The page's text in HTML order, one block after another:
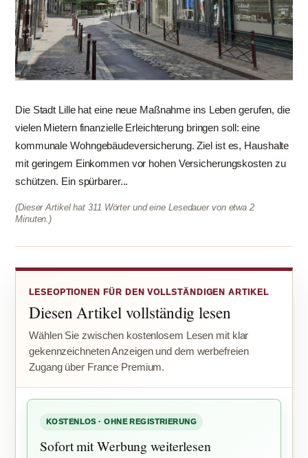
Die Stadt Lille hat eine neue Maßnahme ins Leben gerufen, die
vielen Mietern finanzielle Erleichterung bringen soll: eine
kommunale Wohngebäudeversicherung. Ziel ist es, Haushalte
mit geringem Einkommen vor hohen Versicherungskosten zu
schützen. Ein spürbarer...
(Dieser Artikel hat 311 Wörter und eine Lesedauer von etwa 2
Minuten.)
LESEOPTIONEN FÜR DEN VOLLSTÄNDIGEN ARTIKEL
Diesen Artikel vollständig lesen
Wählen Sie zwischen kostenlosem Lesen mit klar
gekennzeichneten Anzeigen und dem werbefreien
Zugang über France Premium.
KOSTENLOS · OHNE REGISTRIERUNG
Sofort mit Werbung weiterlesen